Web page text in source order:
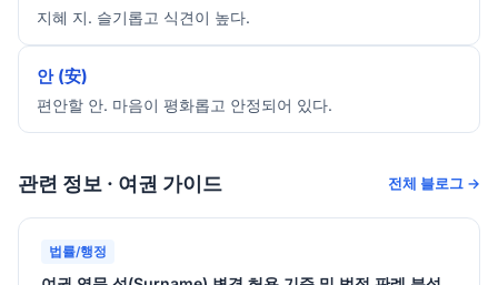
지혜 지. 슬기롭고 식견이 높다.
안 (安)
편안할 안. 마음이 평화롭고 안정되어 있다.
관련 정보 · 여권 가이드 전체 블로그 →
법률/행정